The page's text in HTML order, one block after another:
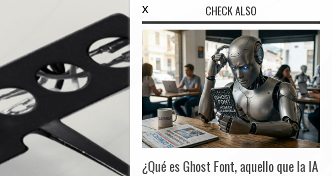
x CHECK ALSO
¿Qué es Ghost Font, aquello que la IA